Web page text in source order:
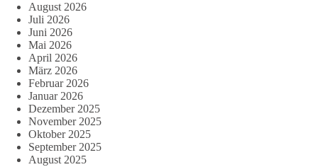
August 2026
Juli 2026
Juni 2026
Mai 2026
April 2026
März 2026
Februar 2026
Januar 2026
Dezember 2025
November 2025
Oktober 2025
September 2025
August 2025